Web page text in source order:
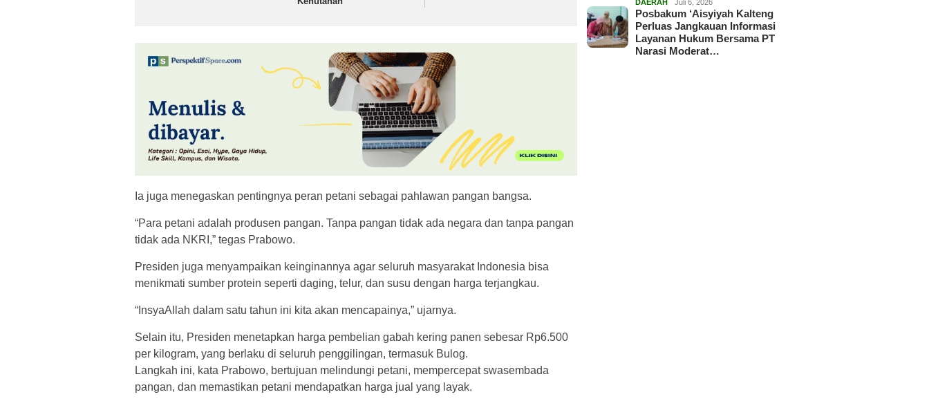
Ia juga menegaskan pentingnya peran petani sebagai pahlawan pangan bangsa.
“Para petani adalah produsen pangan. Tanpa pangan tidak ada negara dan tanpa pangan
tidak ada NKRI,” tegas Prabowo.
Presiden juga menyampaikan keinginannya agar seluruh masyarakat Indonesia bisa
menikmati sumber protein seperti daging, telur, dan susu dengan harga terjangkau.
“InsyaAllah dalam satu tahun ini kita akan mencapainya,” ujarnya.
Selain itu, Presiden menetapkan harga pembelian gabah kering panen sebesar Rp6.500
per kilogram, yang berlaku di seluruh penggilingan, termasuk Bulog.
Langkah ini, kata Prabowo, bertujuan melindungi petani, mempercepat swasembada
pangan, dan memastikan petani mendapatkan harga jual yang layak.
DAERAH Juli 6, 2026
Posbakum ‘Aisyiyah Kalteng
Perluas Jangkauan Informasi
Layanan Hukum Bersama PT
Narasi Moderat…